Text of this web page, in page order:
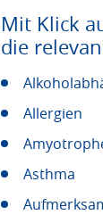
Mit Klick
die
Allergien
Asthma